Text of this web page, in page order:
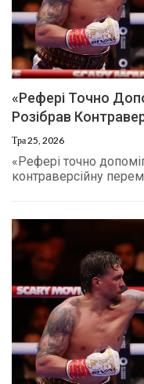
«Рефері Точно
Розібрав
Тра 25, 2026
«Рефері точно
контраверсійну